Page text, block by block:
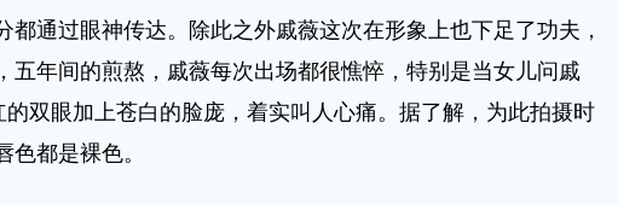
都通过眼神传达。除此之外戚薇这次在形象上也下足了功夫，
五年间的煎熬，戚薇每次出场都很憔悴，特别是当女儿问戚
的双眼加上苍白的脸庞，着实叫人心痛。据了解，为此拍摄时
色都是裸色。